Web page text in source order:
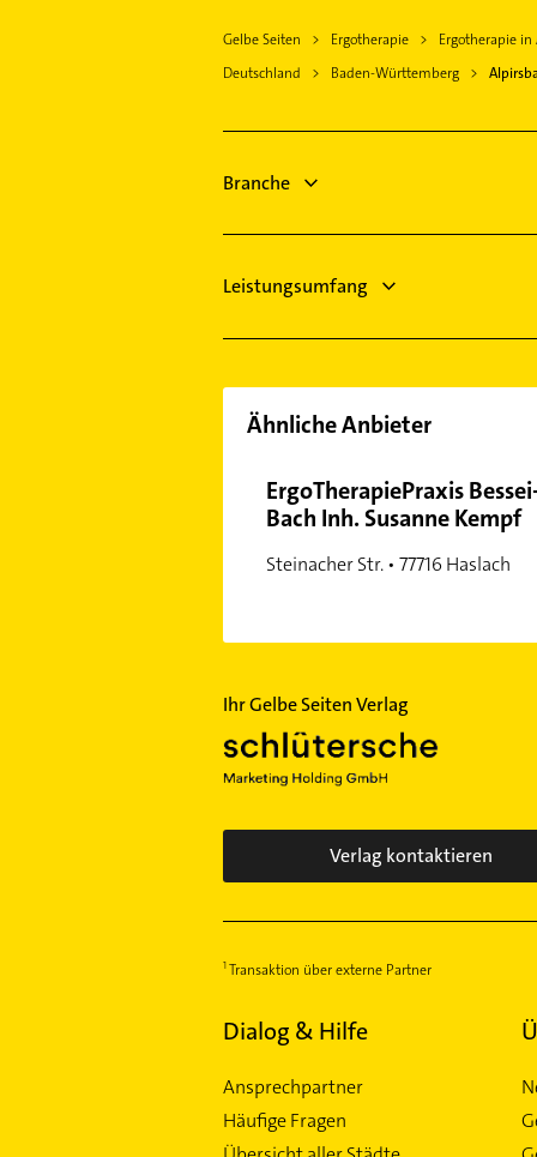
Bauunternehmen
Elektroinstallation
Zahnarzt
Gelbe Seiten Ergotherapie Ergotherapie in
Deutschland
Baden-Württemberg
Branche
Leistungsumfang
Ähnliche Anbieter
ErgoTherapiePraxis
Bach Inh. Susanne Kempf
Steinacher Str. • 77716 Haslach
Ihr Gelbe Seiten Verlag
Verlag kontaktieren
Transaktion über externe Partner
Dialog & Hilfe
Ansprechpartner
Häufige Fragen